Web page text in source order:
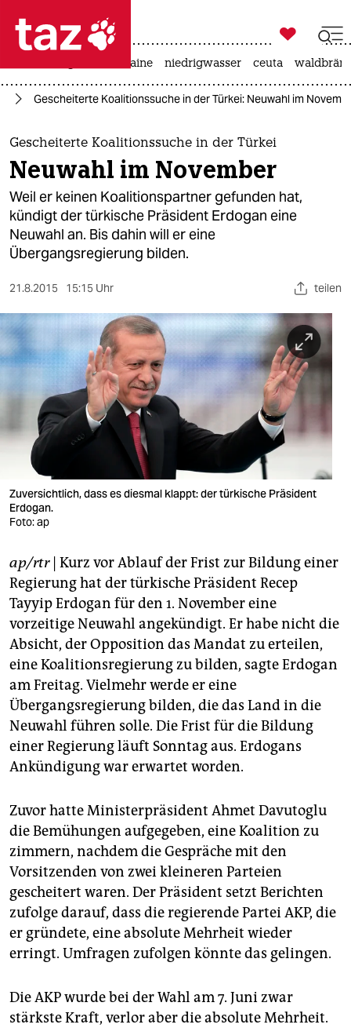
 taz zahl ich
taz zahl ich
themen
politik
öko
gesellschaft
kultur
sport
berlin
nord
wahrheit
verlag
verlag
veranstaltungen
fragen & hilfe
unterstützen
abo
genossenschaft
epaper login

taz zahl ich
krieg in der ukraine niedrigwasser ceuta
Gescheiterte Koalitionssuche in der Türkei: Neuwahl im
Gescheiterte Koalitionssuche in der Türkei
Neuwahl im November
Weil er keinen Koalitionspartner gefunden hat,
kündigt der türkische Präsident Erdogan eine
Neuwahl an. Bis dahin will er eine
Übergangsregierung bilden.
21.8.2015 15:15 Uhr teilen
Zuversichtlich, dass es diesmal klappt: der türkische Präsident
Erdogan.
Foto: ap
ap/rtr| Kurz vor Ablauf der Frist zur Bildung einer
Regierung hat der türkische Präsident Recep
Tayyip Erdogan für den 1. November eine
vorzeitige Neuwahl angekündigt. Er habe nicht die
Absicht, der Opposition das Mandat zu erteilen,
eine Koalitionsregierung zu bilden, sagte Erdogan
am Freitag. Vielmehr werde er eine
Übergangsregierung bilden, die das Land in die
Neuwahl führen solle. Die Frist für die Bildung
einer Regierung läuft Sonntag aus. Erdogans
Ankündigung war erwartet worden.
Zuvor hatte Ministerpräsident Ahmet Davutoglu
die Bemühungen aufgegeben, eine Koalition zu
zimmern, nachdem die Gespräche mit den
Vorsitzenden von zwei kleineren Parteien
gescheitert waren. Der Präsident setzt Berichten
zufolge darauf, dass die regierende Partei AKP, die
er gründete, eine absolute Mehrheit wieder
erringt. Umfragen zufolgen könnte das gelingen.
Die AKP wurde bei der Wahl am 7. Juni zwar
stärkste Kraft, verlor aber die absolute Mehrheit.